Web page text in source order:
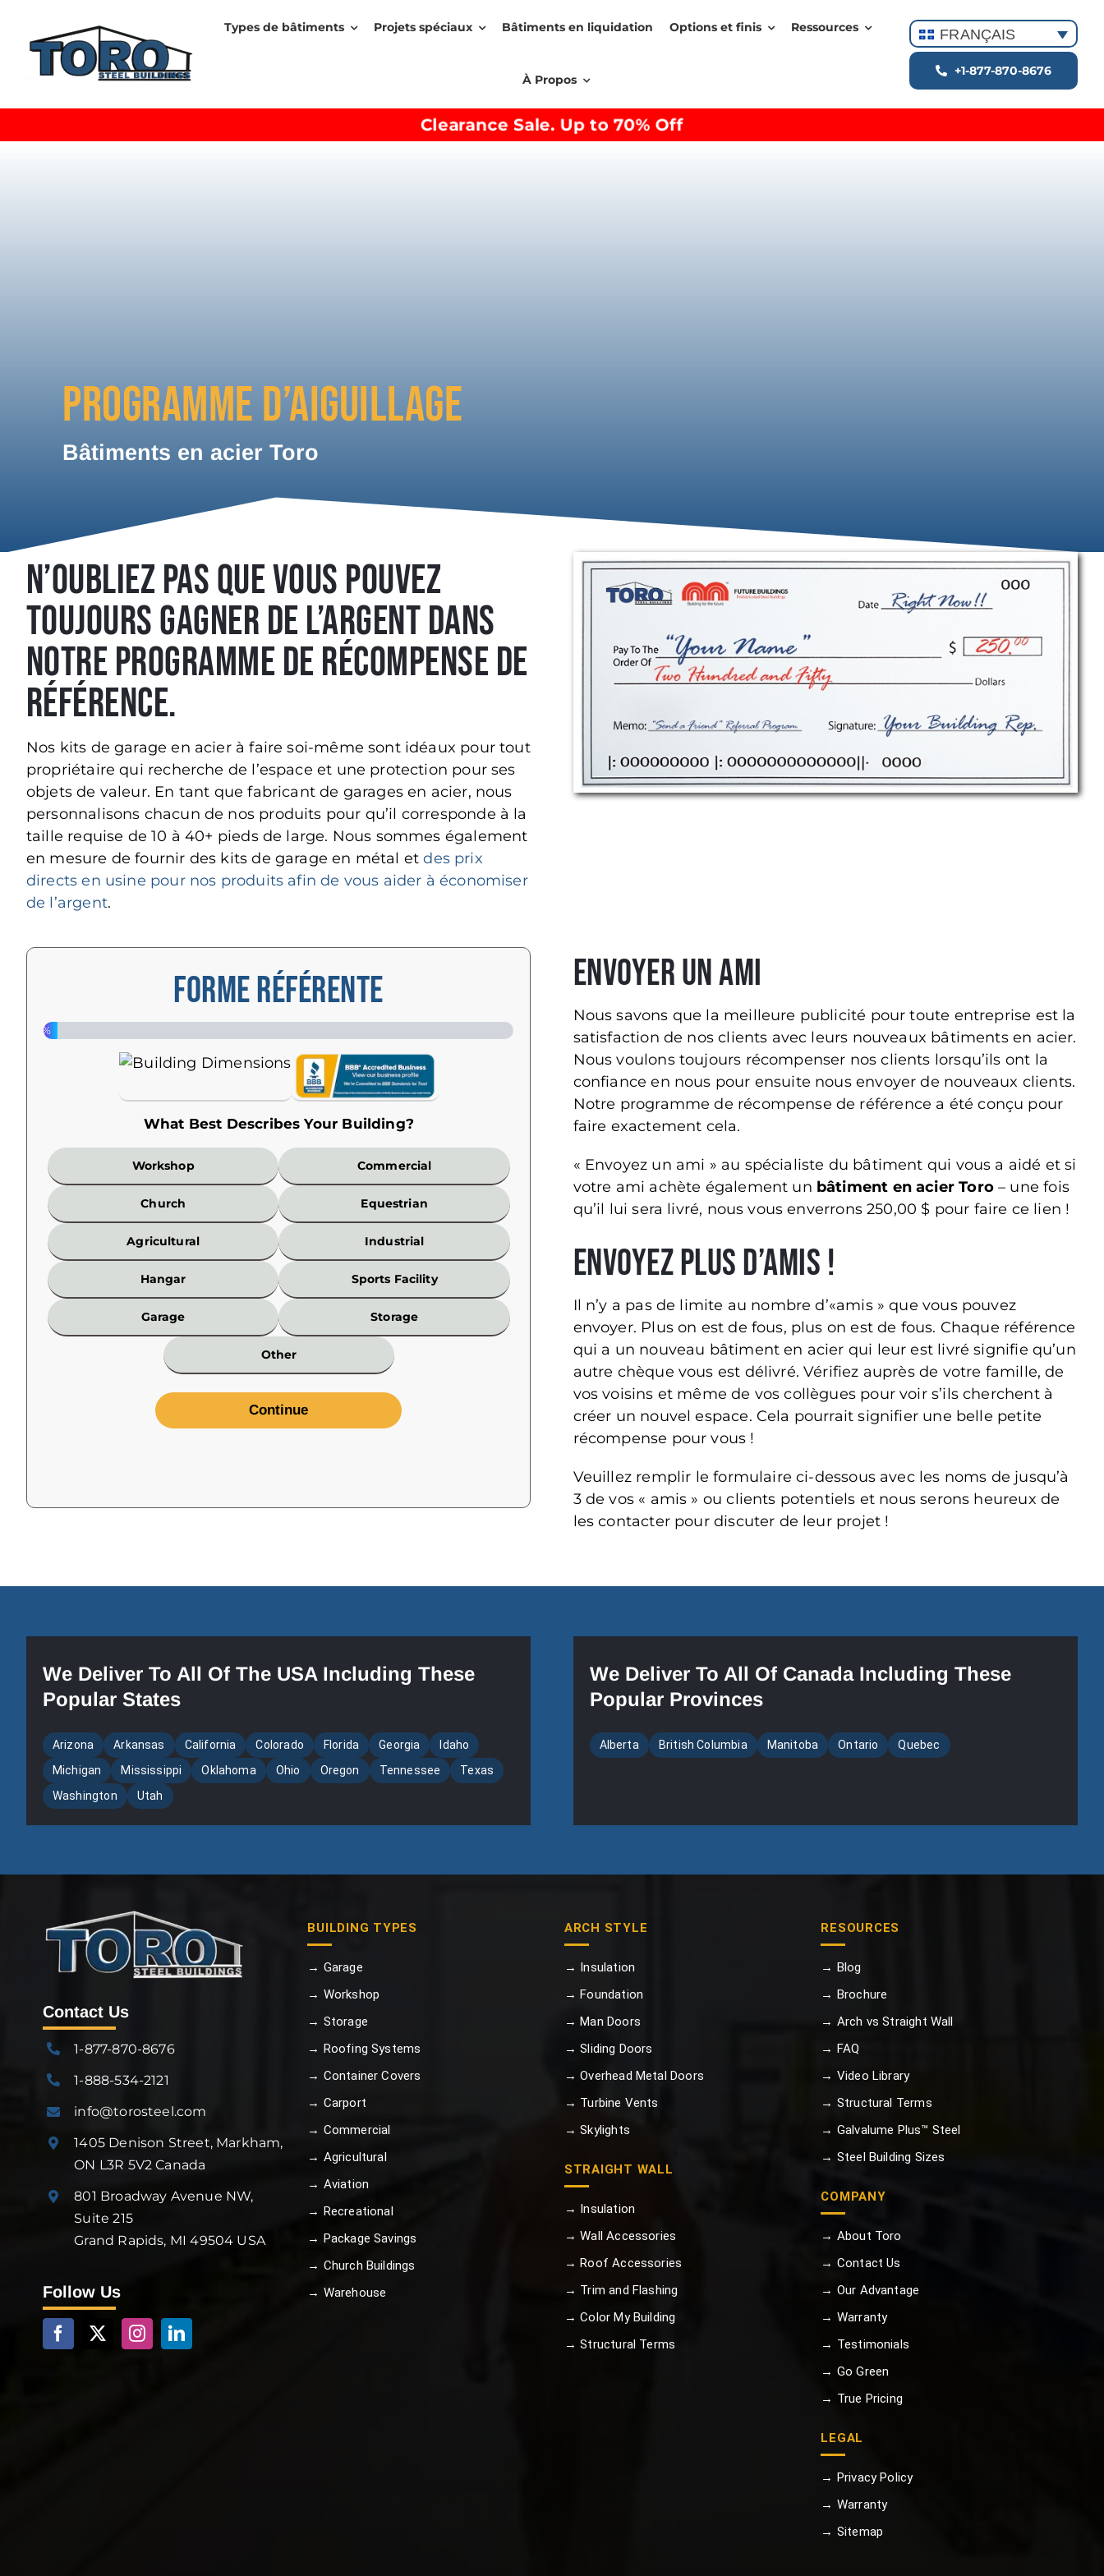
content
Types de bâtiments Projets spéciaux Bâtiments en liquidation Options et finis Ressources
À Propos
FRANÇAIS
+1-877-870-8676
Clearance Sale. Up to 70% Off
PROGRAMME D’AIGUILLAGE
Bâtiments en acier Toro
N’OUBLIEZ PAS QUE VOUS POUVEZ
TOUJOURS GAGNER DE L’ARGENT DANS
NOTRE PROGRAMME DE RÉCOMPENSE DE
RÉFÉRENCE.
Nos kits de garage en acier à faire soi-même sont idéaux pour tout
propriétaire qui recherche de l’espace et une protection pour ses
objets de valeur. En tant que fabricant de garages en acier, nous
personnalisons chacun de nos produits pour qu’il corresponde à la
taille requise de 10 à 40+ pieds de large. Nous sommes également
en mesure de fournir des kits de garage en métal etdes prix
directs en usine pour nos produits afin de vous aider à économiser
de l’argent.
FORME RÉFÉRENTE
3%
What Best Describes Your Building?
What
Best
Describes
Your
Building?
Workshop Commercial
Church Equestrian
Agricultural Industrial
Hangar Sports Facility
Garage Storage
Other
Building Dimensions
Toro Steel

Length
*


Roof

Envoyer un ami
Nous savons que la meilleure publicité pour toute entreprise est la
satisfaction de nos clients avec leurs nouveaux bâtiments en acier.
Nous voulons toujours récompenser nos clients lorsqu’ils ont la
confiance en nous pour ensuite nous envoyer de nouveaux clients.
Notre programme de récompense de référence a été conçu pour
faire exactement cela.
« Envoyez un ami » au spécialiste du bâtiment qui vous a aidé et si
votre ami achète également un bâtiment en acier Toro– une fois
qu’il lui sera livré, nous vous enverrons 250,00 $ pour faire ce lien !
Envoyez plus d’amis !
Il n’y a pas de limite au nombre d’«amis » que vous pouvez
envoyer. Plus on est de fous, plus on est de fous. Chaque référence
qui a un nouveau bâtiment en acier qui leur est livré signifie qu’un
autre chèque vous est délivré. Vérifiez auprès de votre famille, de
vos voisins et même de vos collègues pour voir s’ils cherchent à
créer un nouvel espace. Cela pourrait signifier une belle petite
récompense pour vous !
Veuillez remplir le formulaire ci-dessous avec les noms de jusqu’à
3 de vos « amis » ou clients potentiels et nous serons heureux de
les contacter pour discuter de leur projet !
We Deliver To All Of The USA Including These
Popular States
Arizona Arkansas California Colorado Florida Georgia
Idaho
Michigan
Mississippi Oklahoma Ohio Oregon Tennessee
Texas
Washington
Utah
We Deliver To All Of Canada Including These
Popular Provinces
Alberta British Columbia Manitoba Ontario Quebec
Contact Us
1-877-870-8676
1-888-534-2121
info@torosteel.com
1405 Denison Street, Markham,
ON L3R 5V2 Canada
801 Broadway Avenue NW,
Suite 215
Grand Rapids, MI 49504 USA
Follow Us
BUILDING TYPES
→ Garage
→ Workshop
→ Storage
→ Roofing Systems
→ Container Covers
→ Carport
→ Commercial
→ Agricultural
→ Aviation
→ Recreational
→ Package Savings
→ Church Buildings
→ Warehouse
ARCH STYLE
→ Insulation
→ Foundation
→ Man Doors
→ Sliding Doors
→ Overhead Metal Doors
→ Turbine Vents
→ Skylights
STRAIGHT WALL
→ Insulation
→ Wall Accessories
→ Roof Accessories
→ Trim and Flashing
→ Color My Building
→ Structural Terms
RESOURCES
→ Blog
→ Brochure
→ Arch vs Straight Wall
→ FAQ
→ Video Library
→ Structural Terms
→ Galvalume Plus™ Steel
→ Steel Building Sizes
COMPANY
→ About Toro
→ Contact Us
→ Our Advantage
→ Warranty
→ Testimonials
→ Go Green
→ True Pricing
LEGAL
→ Privacy Policy
→ Warranty
→ Sitemap